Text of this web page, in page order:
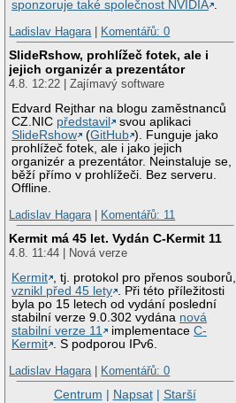
sponzoruje také společnost NVIDIA .
Ladislav Hagara| Komentářů: 0
SlideRshow, prohlížeč fotek, ale i
jejich organizér a prezentátor
4.8. 12:22 | Zajímavý software
Edvard Rejthar na blogu zaměstnanců
CZ.NIC představil
svou aplikaci
SlideRshow
(GitHub ). Funguje jako
prohlížeč fotek, ale i jako jejich
organizér a prezentátor. Neinstaluje se,
běží přímo v prohlížeči. Bez serveru.
Offline.
Ladislav Hagara| Komentářů: 11
Kermit má 45 let. Vydán C-Kermit 11
4.8. 11:44 | Nová verze
Kermit , tj. protokol pro přenos souborů,
vznikl před 45 lety . Při této příležitosti
byla po 15 letech od vydání poslední
stabilní verze 9.0.302 vydána nová
stabilní verze 11
implementaceC-
Kermit . S podporou IPv6.
Ladislav Hagara| Komentářů: 0
Centrum | Napsat| Starší